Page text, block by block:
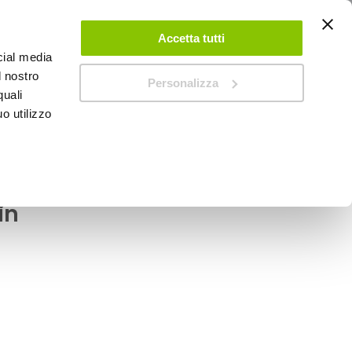
media
nostro
utilizzo
Accetta tutti
Personalizza
ACCEDI CREA UN ACCOUNT CONTATTACI